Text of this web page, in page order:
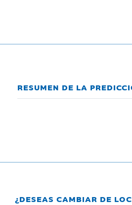
RESUMEN DE LA
¿DESEAS CAMBIAR DE